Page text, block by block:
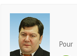
Pour